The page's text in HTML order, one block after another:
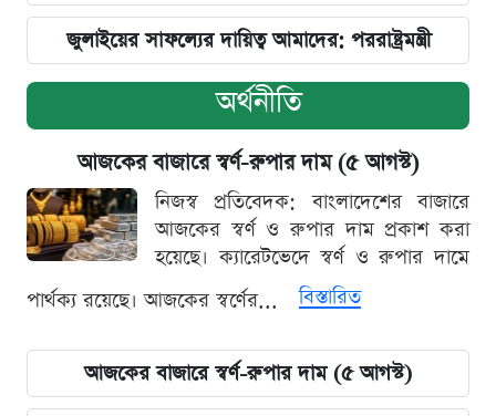
জুলাইয়ের সাফল্যের দায়িত্ব আমাদের: পররাষ্ট্রমন্ত্রী
অর্থনীতি
আজকের বাজারে স্বর্ণ-রুপার দাম (৫ আগস্ট)
নিজস্ব প্রতিবেদক: বাংলাদেশের বাজারে
আজকের স্বর্ণ ও রুপার দাম প্রকাশ করা
হয়েছে। ক্যারেটভেদে স্বর্ণ ও রুপার দামে
পার্থক্য রয়েছে। আজকের স্বর্ণের...
বিস্তারিত
আজকের বাজারে স্বর্ণ-রুপার দাম (৫ আগস্ট)